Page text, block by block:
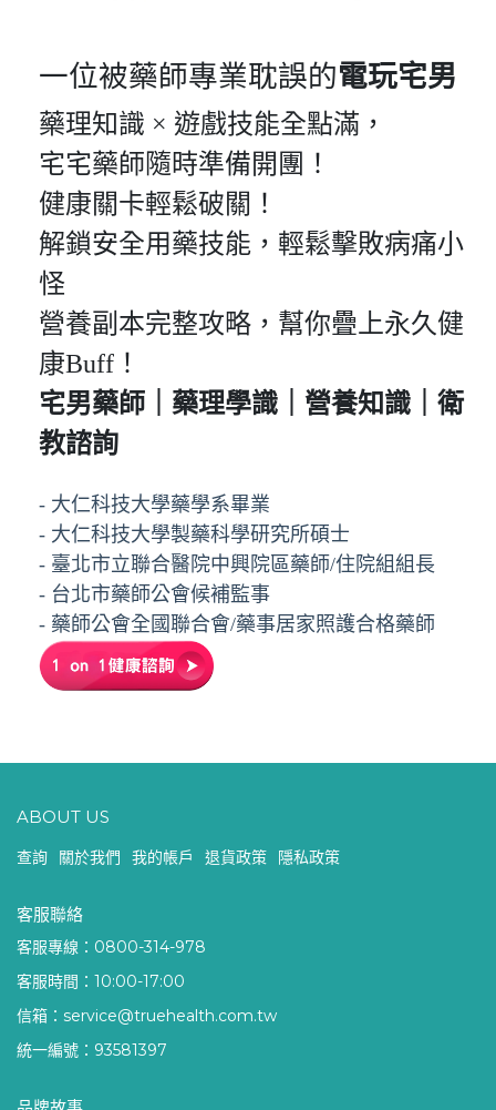
一位被藥師專業耽誤的電玩宅男
藥理知識 × 遊戲技能全點滿，
宅宅藥師隨時準備開團！
健康關卡輕鬆破關！
解鎖安全用藥技能，輕鬆擊敗病痛小
怪
營養副本完整攻略，幫你疊上永久健
康Buff！
宅男藥師｜藥理學識｜營養知識｜衛
教諮詢
- 大仁科技大學藥學系畢業
- 大仁科技大學製藥科學研究所碩士
- 臺北市立聯合醫院中興院區藥師/住院組組長
- 台北市藥師公會候補監事
- 藥師公會全國聯合會/藥事居家照護合格藥師
ABOUT US
查詢 關於我們 我的帳戶 退貨政策 隱私政策
客服聯絡
客服專線：0800-314-978
客服時間：10:00-17:00
信箱：service@truehealth.com.tw
統一編號：93581397